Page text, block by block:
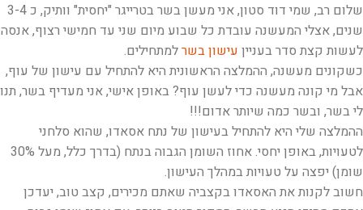
שלום רב, שמי דוד סטון, אני מעשן בשר בטרייגר "יחסית" וותיק, כ 3-4
שנים, אצלי המעשנה עובדת כל שבוע מיום שני עד חמישי רצוף, אנסה
לעשות קצת סדר בעניין עישון בשרלמתחילים.
כשקונים מעשנה, ההמלצה הראשונית היא להתחיל עם עישון של עוף,
אבל מי קונה מעשנה כדי לעשן עוף? באופן אישי, אני מעדיף בשר, תנו
לי בשר, ובשר כמה שיותר אדום!!!
ההמלצה שלי היא להתחיל בעישון של נתח אסאדו, שהוא סלחני
לטעויות, באופן יחסי. אחוז השומן הגבוה בנתח (בדרך כלל, מעל 30%
שומן) יפצה על טעויות במהלך העישון.
חשוב לקנות את האסאדו בקצביה שאתם מכירים, קצב טוב, יעדכן